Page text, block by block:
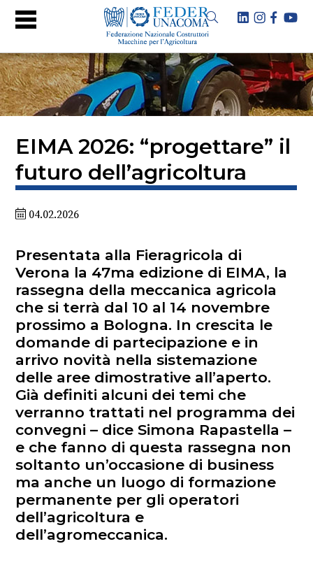
EIMA 2026: “progettare” il
futuro dell’agricoltura
04.02.2026
Presentata alla Fieragricola di
Verona la 47ma edizione di EIMA, la
rassegna della meccanica agricola
che si terrà dal 10 al 14 novembre
prossimo a Bologna. In crescita le
domande di partecipazione e in
arrivo novità nella sistemazione
delle aree dimostrative all’aperto.
Già definiti alcuni dei temi che
verranno trattati nel programma dei
convegni – dice Simona Rapastella –
e che fanno di questa rassegna non
soltanto un’occasione di business
ma anche un luogo di formazione
permanente per gli operatori
dell’agricoltura e
dell’agromeccanica.